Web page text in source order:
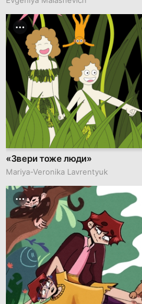
«Звери тоже люди»
Mariya-Veronika Lavrentyuk